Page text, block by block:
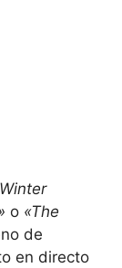
o «The
de
en directo